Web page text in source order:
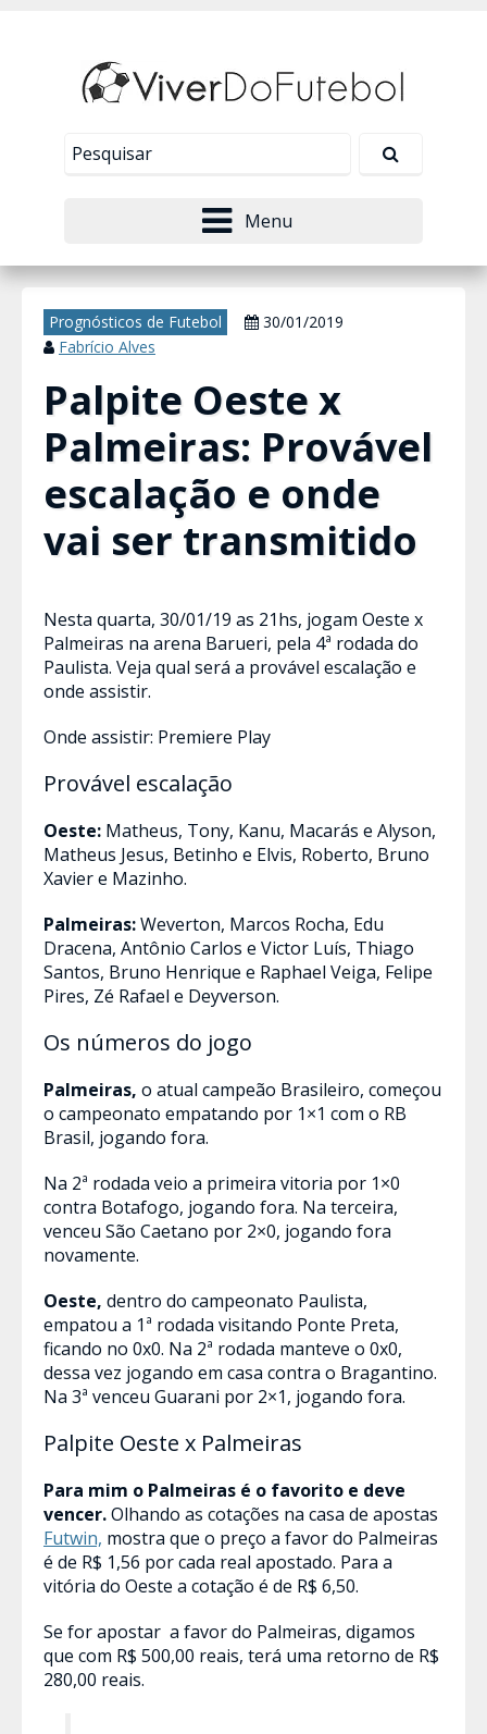
Menu
Prognósticos de Futebol
30/01/2019
Fabrício Alves
Palpite Oeste x
Palmeiras: Provável
escalação e onde
vai ser transmitido
Nesta quarta, 30/01/19 as 21hs, jogam Oeste x
Palmeiras na arena Barueri, pela 4ª rodada do
Paulista. Veja qual será a provável escalação e
onde assistir.
Onde assistir: Premiere Play
Provável escalação
Oeste: Matheus, Tony, Kanu, Macarás e Alyson,
Matheus Jesus, Betinho e Elvis, Roberto, Bruno
Xavier e Mazinho.
Palmeiras:Weverton, Marcos Rocha, Edu
Dracena, Antônio Carlos e Victor Luís, Thiago
Santos, Bruno Henrique e Raphael Veiga, Felipe
Pires, Zé Rafael e Deyverson.
Os números do jogo
Palmeiras, o atual campeão Brasileiro, começou
o campeonato empatando por 1×1 com o RB
Brasil, jogando fora.
Na 2ª rodada veio a primeira vitoria por 1×0
contra Botafogo, jogando fora. Na terceira,
venceu São Caetano por 2×0, jogando fora
novamente.
Oeste, dentro do campeonato Paulista,
empatou a 1ª rodada visitando Ponte Preta,
ficando no 0x0. Na 2ª rodada manteve o 0x0,
dessa vez jogando em casa contra o Bragantino.
Na 3ª venceu Guarani por 2×1, jogando fora.
Palpite Oeste x Palmeiras
Para mim o Palmeiras é o favorito e deve
vencer.Olhando as cotações na casa de apostas
Futwin, mostra que o preço a favor do Palmeiras
é de R$ 1,56 por cada real apostado. Para a
vitória do Oeste a cotação é de R$ 6,50.
Se for apostar a favor do Palmeiras, digamos
que com R$ 500,00 reais, terá uma retorno de R$
280,00 reais.